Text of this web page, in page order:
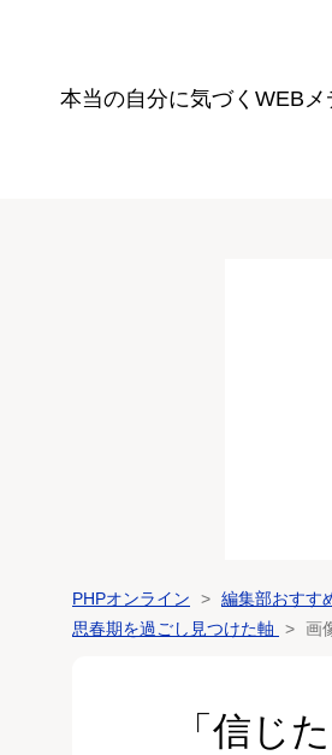
本当の自分に気づく WEBメ
PHPオンライン 編集部おすす
思春期を過ごし見つけた軸
画
「信じ